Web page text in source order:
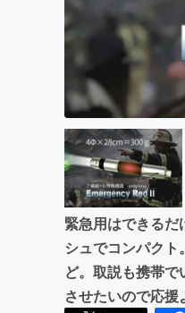
緊急用はできる
シュでコンパク
ど。取説も携帯
させたいので応援